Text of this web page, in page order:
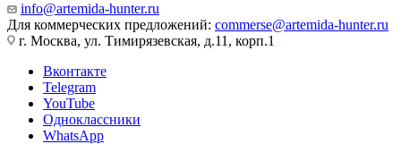
info@artemida-hunter.ru
Для коммерческих предложений: commerse@artemida-hunter.ru
г. Москва, ул. Тимирязевская, д.11, корп.1
Вконтакте
Telegram
YouTube
Одноклассники
WhatsApp